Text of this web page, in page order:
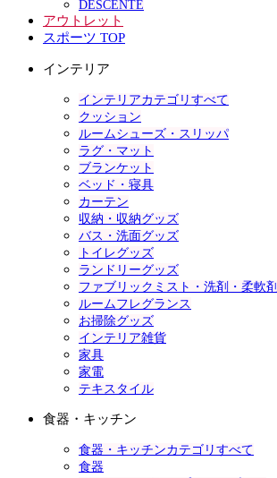
DESCENTE
アウトレット
スポーツ TOP
インテリア
インテリアカテゴリすべて
クッション
ルームシューズ・スリッパ
ラグ・マット
ブランケット
ベッド・寝具
カーテン
収納・収納グッズ
バス・洗面グッズ
トイレグッズ
ランドリーグッズ
ファブリックミスト・洗剤・柔軟剤
ルームフレグランス
お掃除グッズ
インテリア雑貨
家具
家電
テキスタイル
食器・キッチン
食器・キッチンカテゴリすべて
食器